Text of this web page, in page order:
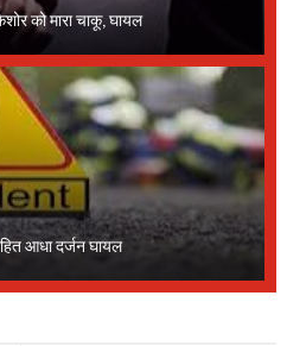
को मारा चाकू, घायल
आधा दर्जन घायल